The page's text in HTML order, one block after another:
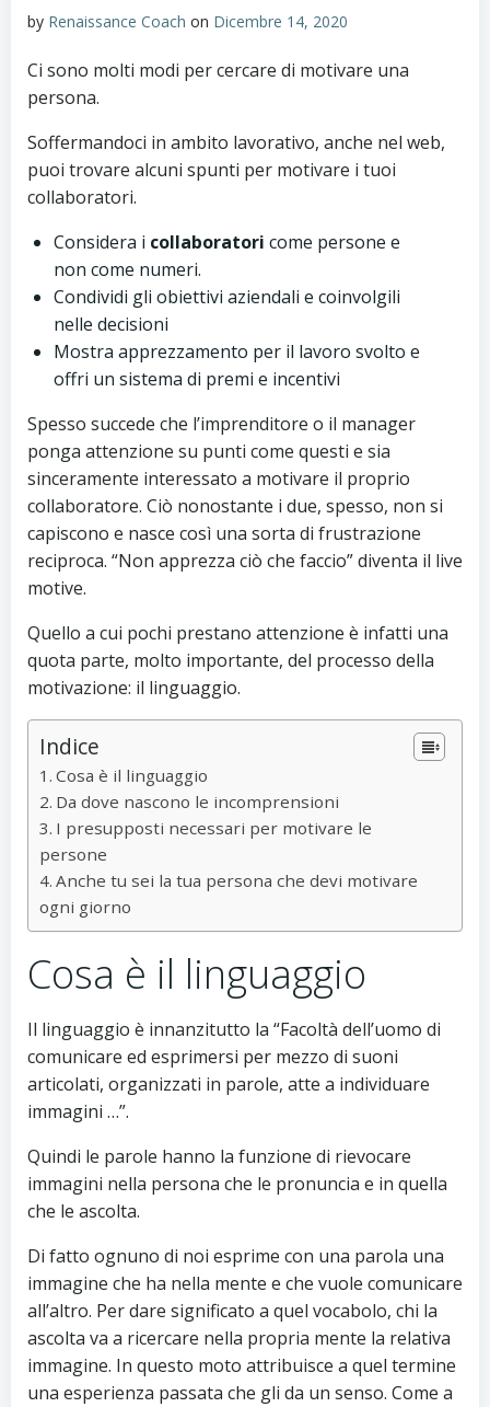
by Renaissance Coach on Dicembre 14, 2020
Ci sono molti modi per cercare di motivare una
persona.
Soffermandoci in ambito lavorativo, anche nel web,
puoi trovare alcuni spunti per motivare i tuoi
collaboratori.
Considera i collaboratori come persone e
non come numeri.
Condividi gli obiettivi aziendali e coinvolgili
nelle decisioni
Mostra apprezzamento per il lavoro svolto e
offri un sistema di premi e incentivi
Spesso succede che l’imprenditore o il manager
ponga attenzione su punti come questi e sia
sinceramente interessato a motivare il proprio
collaboratore. Ciò nonostante i due, spesso, non si
capiscono e nasce così una sorta di frustrazione
reciproca. “Non apprezza ciò che faccio” diventa il live
motive.
Quello a cui pochi prestano attenzione è infatti una
quota parte, molto importante, del processo della
motivazione: il linguaggio.
Indice
Cosa è il linguaggio
Da dove nascono le incomprensioni
I presupposti necessari per motivare le
persone
Anche tu sei la tua persona che devi motivare
ogni giorno
Cosa è il linguaggio
Il linguaggio è innanzitutto la “Facoltà dell’uomo di
comunicare ed esprimersi per mezzo di suoni
articolati, organizzati in parole, atte a individuare
immagini …”.
Quindi le parole hanno la funzione di rievocare
immagini nella persona che le pronuncia e in quella
che le ascolta.
Di fatto ognuno di noi esprime con una parola una
immagine che ha nella mente e che vuole comunicare
all’altro. Per dare significato a quel vocabolo, chi la
ascolta va a ricercare nella propria mente la relativa
immagine. In questo moto attribuisce a quel termine
una esperienza passata che gli da un senso. Come a